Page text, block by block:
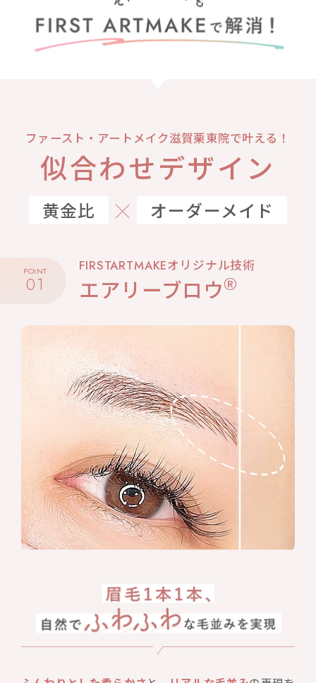
ファースト・アートメイク滋賀栗東院で叶える！
似合わせデザイン
黄金比 オーダーメイド
POINT
01
FIRSTARTMAKEオリジナル技術
エアリーブロウ®